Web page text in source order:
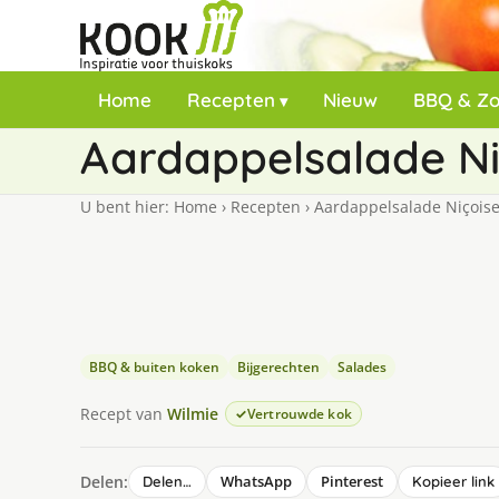
Home Recepten Nieuw BBQ &
Aardappelsalade
U bent hier: Home › Recepten › Aardappelsalade Niçoise
BBQ & buiten koken Bijgerechten Salades
Recept van Wilmie Vertrouwde kok
Delen: Delen… WhatsApp Pinterest Kopieer link